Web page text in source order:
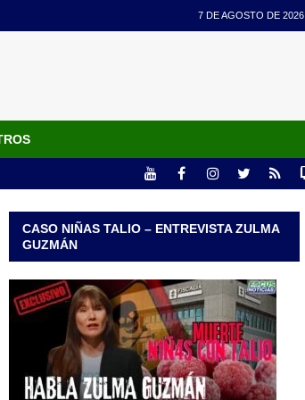
7 DE AGOSTO DE 2026
CASO NIÑAS TALIO – ENTREVISTA ZULMA
GUZMÁN